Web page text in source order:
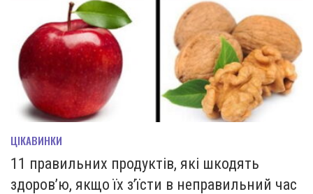
ЦІКАВИНКИ
11 правильних продуктів, які шкодять
здоров’ю, якщо їх з’їсти в неправильний час